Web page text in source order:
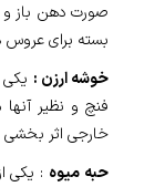
صورت دهن باز
بسته برای
خوشه ارزن : یکی
فنچ و نظیر
خارجی اثر بخشی
حبه میوه : یکی